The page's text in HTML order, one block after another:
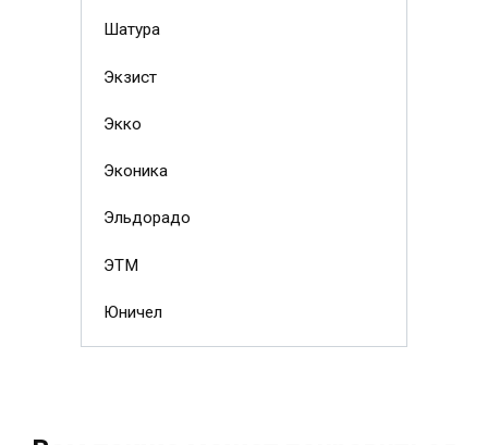
Шатура
Экзист
Экко
Эконика
Эльдорадо
ЭТМ
Юничел